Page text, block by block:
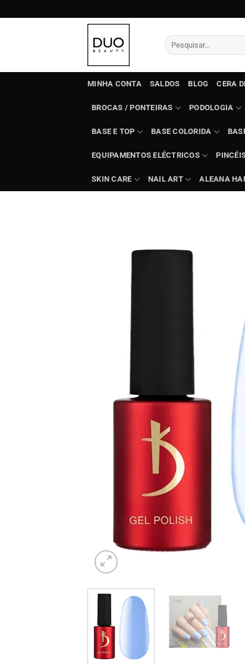
to
Pesquisar
por:
MINHA CONTA SALDOS BLOG CERA
BROCAS / PONTEIRAS PODOLOGIA
BASE E TOP BASE COLORIDA
EQUIPAMENTOS ELÉCTRICOS
SKIN CARE NAIL ART ALEANA